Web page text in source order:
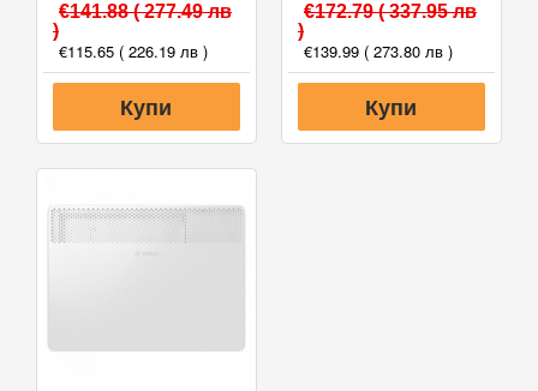
€141.88( 277.49 лв
)
€115.65 ( 226.19 лв )
Купи
€172.79( 337.95 лв
)
€139.99 ( 273.80 лв )
Купи